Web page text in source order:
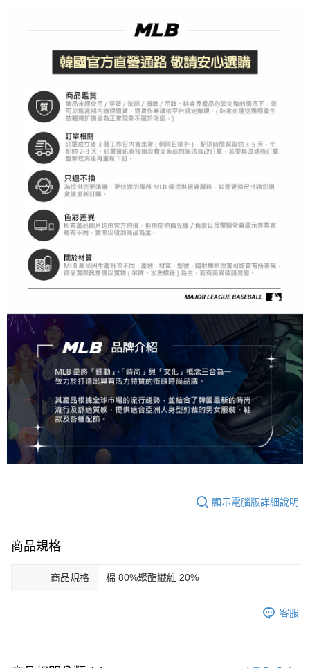
顯示電腦版詳細說明
商品規格
商品規格 棉 80%聚酯纖維 20%
客服